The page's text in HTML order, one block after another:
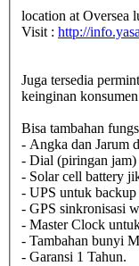
location at Oversea
Visit : http://
Juga tersedia
keinginan
Bisa tambahan
- Angka dan Jarum
- Dial (piringan jam)
- Solar cell battery
- UPS untuk
- GPS sinkronisasi
- Master Clock
- Tambahan bunyi
- Garansi 1 Tahun.